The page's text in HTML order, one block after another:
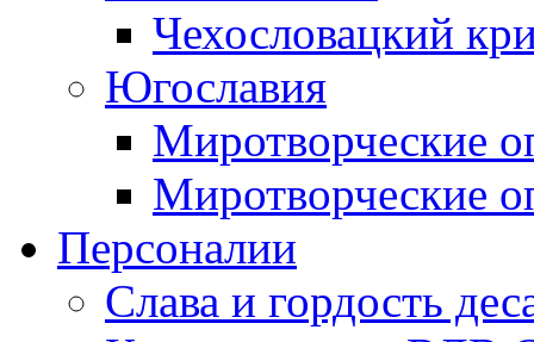
Чехословацкий
Югославия
Миротворческие
Миротворческие
Персоналии
Слава и гордость